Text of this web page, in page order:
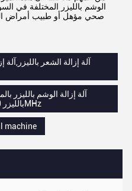
الوشم بالليزر المختلفة في
صحي مؤهل أو طبيب أمراض
آلة إزالة الوشم بالليزر
بالليزر 220 فولت,آلة الليزر لإزالة الوشم 1MHz
machine